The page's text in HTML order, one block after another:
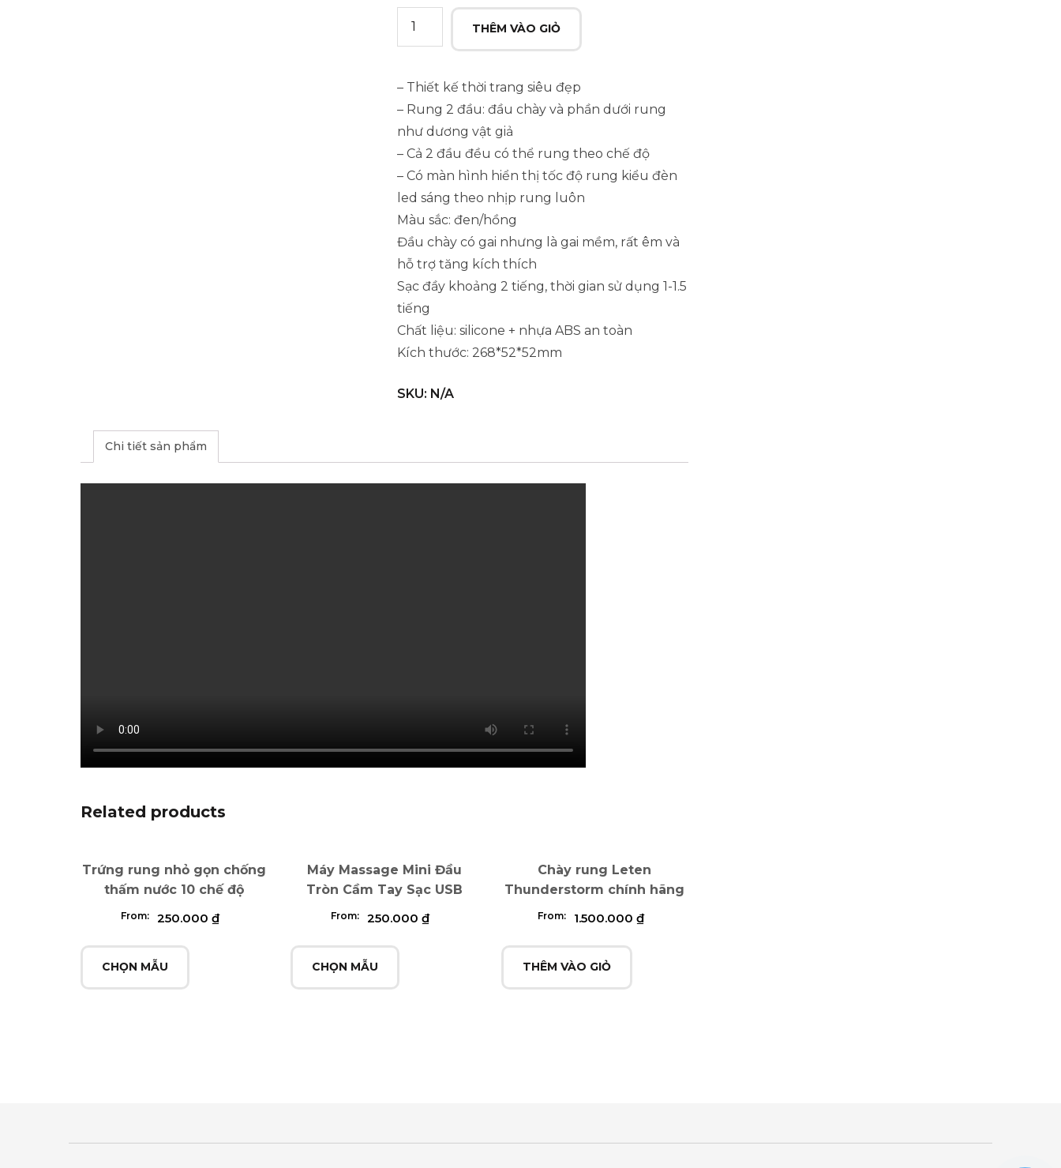
đầu
xịn
sò
quantity
THÊM VÀO GIỎ
– Thiết kế thời trang siêu đẹp
– Rung 2 đầu: đầu chày và phần dưới rung
như dương vật giả
– Cả 2 đầu đều có thể rung theo chế độ
– Có màn hình hiển thị tốc độ rung kiểu đèn
led sáng theo nhịp rung luôn
Màu sắc: đen/hồng
Đầu chày có gai nhưng là gai mềm, rất êm và
hỗ trợ tăng kích thích
Sạc đầy khoảng 2 tiếng, thời gian sử dụng 1-1.5
tiếng
Chất liệu: silicone + nhựa ABS an toàn
Kích thước: 268*52*52mm
SKU: N/A
Chi tiết sản phẩm
Related products
Trứng rung nhỏ gọn chống
thấm nước 10 chế độ
From: 250.000 ₫
CHỌN MẪU
Máy Massage Mini Đầu
Tròn Cầm Tay Sạc USB
From: 250.000₫
CHỌN MẪU
Chày rung Leten
Thunderstorm chính hãng
From: 1.500.000 ₫
THÊM VÀO GIỎ